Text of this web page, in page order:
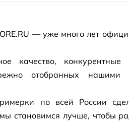
— уже много лет
качество,
отобранных нашими
по всей России
становимся лучше, чтобы